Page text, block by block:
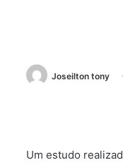
Joseilton tony
Um estudo